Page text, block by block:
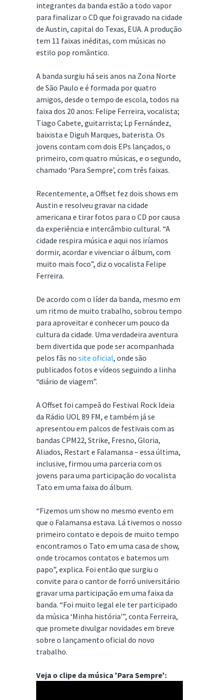
integrantes da banda estão a todo vapor
para finalizar o CD que foi gravado na cidade
de Austin, capital do Texas, EUA. A produção
tem 11 faixas inéditas, com músicas no
estilo pop romântico.
A banda surgiu há seis anos na Zona Norte
de São Paulo e é formada por quatro
amigos, desde o tempo de escola, todos na
faixa dos 20 anos: Felipe Ferreira, vocalista;
Tiago Cabete, guitarrista; Lp Fernández,
baixista e Diguh Marques, baterista. Os
jovens contam com dois EPs lançados, o
primeiro, com quatro músicas, e o segundo,
chamado ‘Para Sempre’, com três faixas.
​​​​​​​​​Recentemente, a ​Offset​​ fez dois shows em
Austin e resolveu gravar na cidade
americana e tirar fotos para o CD por causa
da experiência e intercâmbio cultural. “A
cidade respira música e aqui nos iríamos
dormir, acordar e vivenciar o álbum, com
muito mais foco”, diz o vocalista Felipe
Ferreira.
De acordo com o líder da banda, mesmo em
um ritmo de muito trabalho, sobrou tempo
para aproveitar e conhecer um pouco da
cultura da cidade. Uma verdadeira aventura
bem divertida que pode ser acompanhada
pelos fãs no site oficial, onde são
publicados fotos e vídeos seguindo a linha
“diário de viagem”.
​​​​​​​​​A ​Offset ​foi campeã do Festival Rock Ideia
da Rádio UOL 89 FM, e também já se
apresentou em palcos de festivais com as
bandas CPM22, Strike, Fresno, Gloria,
Aliados, Restart e Falamansa – essa última,
inclusive, firmou uma parceria com os
jovens para uma participação do vocalista
Tato em uma faixa do álbum.
“Fizemos um show no mesmo evento em
que o Falamansa estava. Lá tivemos o nosso
primeiro contato e depois de muito tempo
encontramos o Tato em uma casa de show,
onde trocamos contatos e batemos um
papo”, explica. Foi então que surgiu o
convite para o cantor de forró universitário
gravar uma participação em uma faixa da
banda. “Foi muito legal ele ter participado
da música ‘Minha história’”, conta Ferreira,
que promete divulgar novidades em breve
sobre o lançamento oficial do novo
trabalho.
Veja o clipe da música 'Para Sempre':